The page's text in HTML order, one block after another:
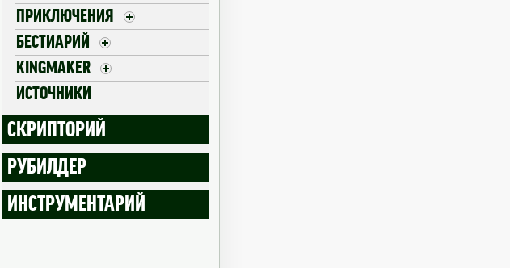
ПРИКЛЮЧЕНИЯ
БЕСТИАРИЙ
KINGMAKER
ИСТОЧНИКИ
СКРИПТОРИЙ
РУБИЛДЕР
ИНСТРУМЕНТАРИЙ